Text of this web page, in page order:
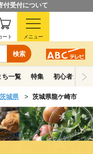
付受付について
検索
ート メニュー
ち一覧 特集 初心者ガイド
茨城県 茨城県龍ケ崎市